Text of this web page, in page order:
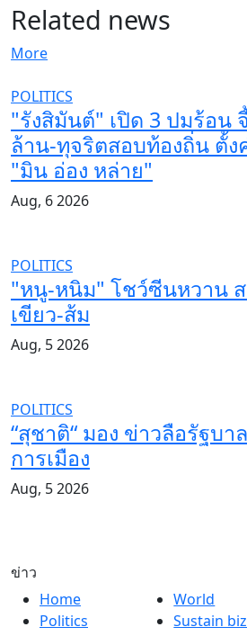
Related news
More
POLITICS
"รังสิมันต์" เปิด 3 ปมร้อน
ล้าน-ทุจริตสอบท้องถิ่น ตั้ง
"มิน อ่อง หล่าย"
Aug, 6 2026
POLITICS
"หนู-หนิม" โชว์ซีนหวาน
เขียว-ส้ม
Aug, 5 2026
POLITICS
“สุชาติ“ มอง ข่าวลือรัฐบ
การเมือง
Aug, 5 2026
ข่าว
Home
Politics
World
Sustain biz